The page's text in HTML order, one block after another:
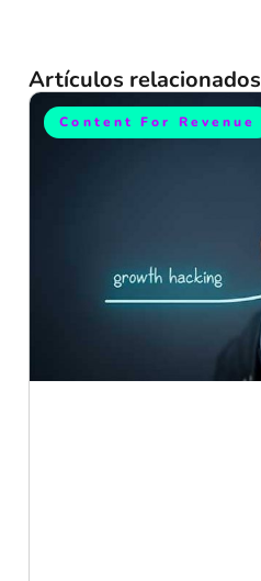
Artículos relacionados
Content For Revenue